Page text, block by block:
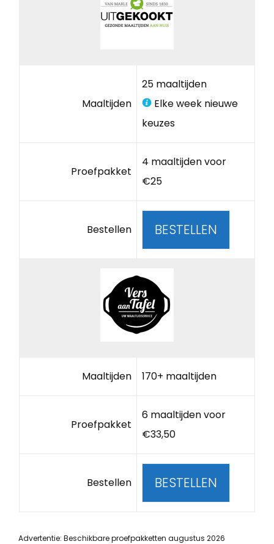
Maaltijden
25 maaltijden
Elke week nieuwe
keuzes
Proefpakket
4 maaltijden voor
€25
Bestellen BESTELLEN
Maaltijden 170+ maaltijden
Proefpakket
6 maaltijden voor
€33,50
Bestellen BESTELLEN
Advertentie: Beschikbare proefpakketten augustus 2026